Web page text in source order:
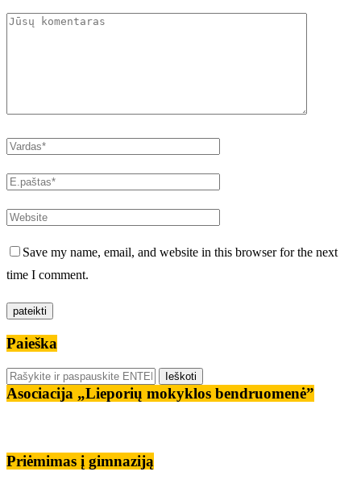
Save my name, email, and website in this browser for the next
time I comment.
Paieška
Asociacija „Lieporių mokyklos bendruomenė”
Priėmimas į gimnaziją